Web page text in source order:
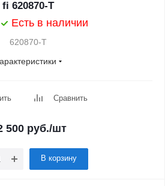
fi 620870-T
Есть в наличии
620870-Т
Сравнить
500руб./шт
В корзину